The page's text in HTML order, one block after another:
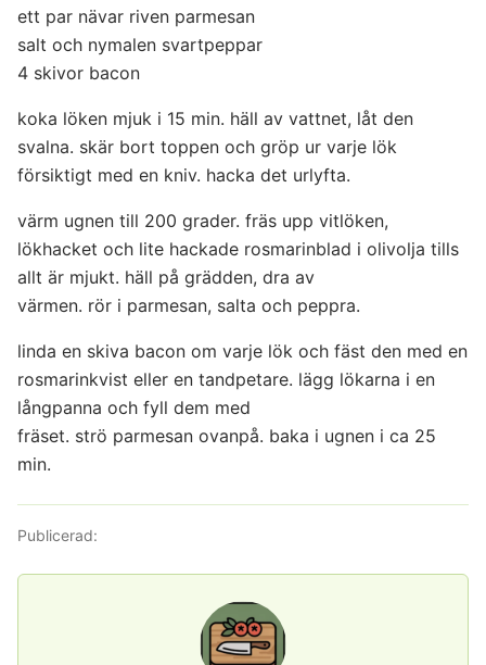
ett par nävar riven parmesan
salt och nymalen svartpeppar
4 skivor bacon
koka löken mjuk i 15 min. häll av vattnet, låt den
svalna. skär bort toppen och gröp ur varje lök
försiktigt med en kniv. hacka det urlyfta.
värm ugnen till 200 grader. fräs upp vitlöken,
lökhacket och lite hackade rosmarinblad i olivolja tills
allt är mjukt. häll på grädden, dra av
värmen. rör i parmesan, salta och peppra.
linda en skiva bacon om varje lök och fäst den med en
rosmarinkvist eller en tandpetare. lägg lökarna i en
långpanna och fyll dem med
fräset. strö parmesan ovanpå. baka i ugnen i ca 25
min.
Publicerad: